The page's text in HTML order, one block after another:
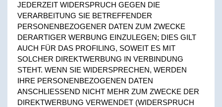
JEDERZEIT WIDERSPRUCH GEGEN DIE
VERARBEITUNG SIE BETREFFENDER
PERSONENBEZOGENER DATEN ZUM ZWECKE
DERARTIGER WERBUNG EINZULEGEN; DIES GILT
AUCH FÜR DAS PROFILING, SOWEIT ES MIT
SOLCHER DIREKTWERBUNG IN VERBINDUNG
STEHT. WENN SIE WIDERSPRECHEN, WERDEN
IHRE PERSONENBEZOGENEN DATEN
ANSCHLIESSEND NICHT MEHR ZUM ZWECKE DER
DIREKTWERBUNG VERWENDET (WIDERSPRUCH